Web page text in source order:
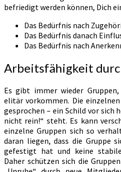
befriedigt werden können, Dich
Das Bedürfnis nach
Das Bedürfnis danach
Das Bedürfnis nach
Arbeitsfähigkeit
Es gibt immer wieder
elitär vorkommen. Die
gesprochen – ein Schild vor sich
nicht rein!“ steht. Es kann
einzelne Gruppen sich so
daran liegen, dass die Gruppe
gefestigt hat und keine
Daher schützen sich die